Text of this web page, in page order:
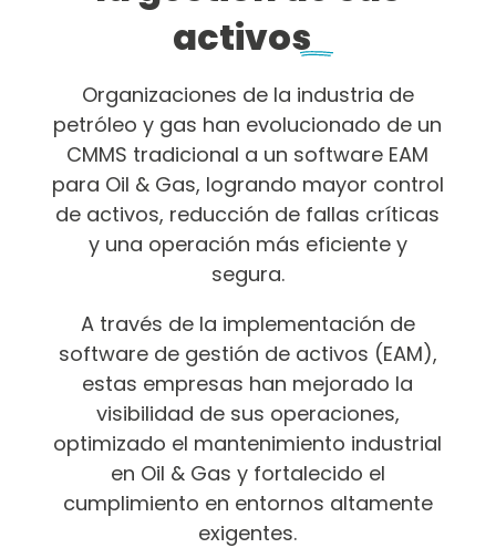
activos
Organizaciones de la industria de
petróleo y gas han evolucionado de un
CMMS tradicional a un software EAM
para Oil & Gas, logrando mayor control
de activos, reducción de fallas críticas
y una operación más eficiente y
segura.
A través de la implementación de
software de gestión de activos (EAM),
estas empresas han mejorado la
visibilidad de sus operaciones,
optimizado el mantenimiento industrial
en Oil & Gas y fortalecido el
cumplimiento en entornos altamente
exigentes.